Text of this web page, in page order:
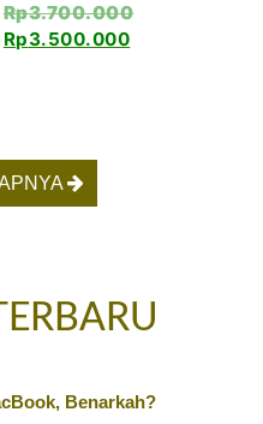
Rp3.700.000
Rp3.500.000
Benarkah?